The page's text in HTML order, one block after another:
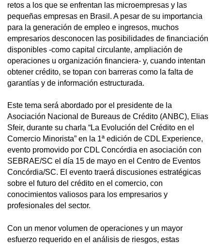
retos a los que se enfrentan las microempresas y las
pequeñas empresas en Brasil. A pesar de su importancia
para la generación de empleo e ingresos, muchos
empresarios desconocen las posibilidades de financiación
disponibles -como capital circulante, ampliación de
operaciones u organización financiera- y, cuando intentan
obtener crédito, se topan con barreras como la falta de
garantías y de información estructurada.
Este tema será abordado por el presidente de la
Asociación Nacional de Bureaus de Crédito (ANBC), Elias
Sfeir, durante su charla “La Evolución del Crédito en el
Comercio Minorista” en la 1ª edición de CDL Experience,
evento promovido por CDL Concórdia en asociación con
SEBRAE/SC el día 15 de mayo en el Centro de Eventos
Concórdia/SC. El evento traerá discusiones estratégicas
sobre el futuro del crédito en el comercio, con
conocimientos valiosos para los empresarios y
profesionales del sector.
Con un menor volumen de operaciones y un mayor
esfuerzo requerido en el análisis de riesgos, estas